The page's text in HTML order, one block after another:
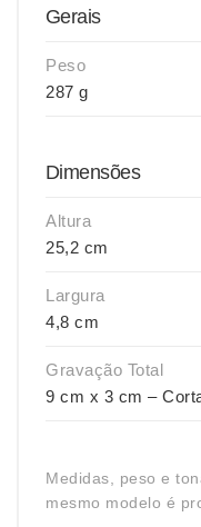
Gerais
Peso
287 g
Dimensões
Altura
25,2 cm
Largura
4,8 cm
Gravação Total
9 cm x 3 cm –
Medidas, peso e
mesmo modelo é